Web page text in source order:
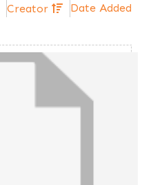
Creator Date Added